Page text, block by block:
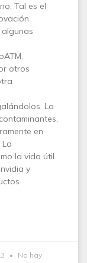
Tal es el
otros
La
en
la vida útil
y
No hay